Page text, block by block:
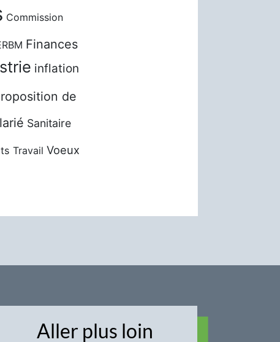
Commission
Finances
inflation
de
Sanitaire
Travail Voeux
Aller plus loin